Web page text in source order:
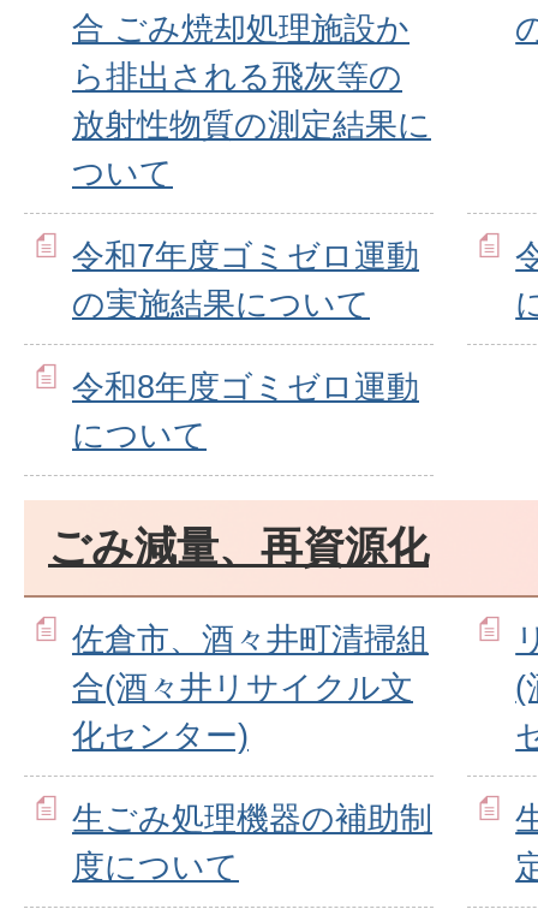
合 ごみ焼却処理施設か
ら排出される飛灰等の
放射性物質の測定結果に
ついて
令和7年度ゴミゼロ運動
の実施結果について
令和8年度ゴミゼロ運動
について
ごみ減量、再資源化
佐倉市、酒々井町清掃組
合(酒々井リサイクル文
化センター)
(
生ごみ処理機器の補助制
度について